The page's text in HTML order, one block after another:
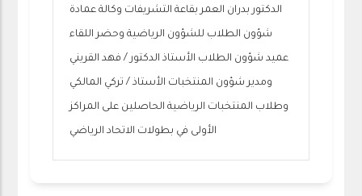
الدكتور بدران العمر بقاعة التشريفات وكالة عمادة
شؤون الطلاب للشؤون الرياضية وحضر اللقاء
عميد شؤون الطلاب الأستاذ الدكتور / فهد القريني
ومدير شؤون المنتخبات الأستاذ / تركي المالكي
وطلاب المنتخبات الرياضية الحاصلين على المراكز
الأولى في بطولات الاتحاد الرياضي